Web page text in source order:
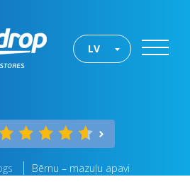
LV
Bērnu – mazuļu apavi